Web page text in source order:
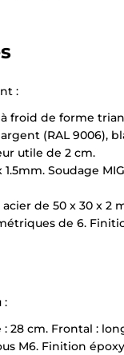
de
:
froid de forme
(RAL 9006),
utile de 2 cm.
Soudage
de 50 x 30 x
de 6.
:
cm. Frontal :
M6. Finition